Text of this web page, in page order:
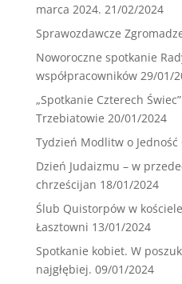
marca 2024. 21/02/2024
Sprawozdawcze
Noworoczne spotkanie
współpracowników 29/01/
„Spotkanie Czterech
Trzebiatowie 20/01/2024
Tydzień Modlitw o Jedność
Dzień Judaizmu – w
chrześcijan 18/01/2024
Ślub Quistorpów w
Łasztowni 13/01/2024
Spotkanie kobiet. W
najgłębiej. 09/01/2024